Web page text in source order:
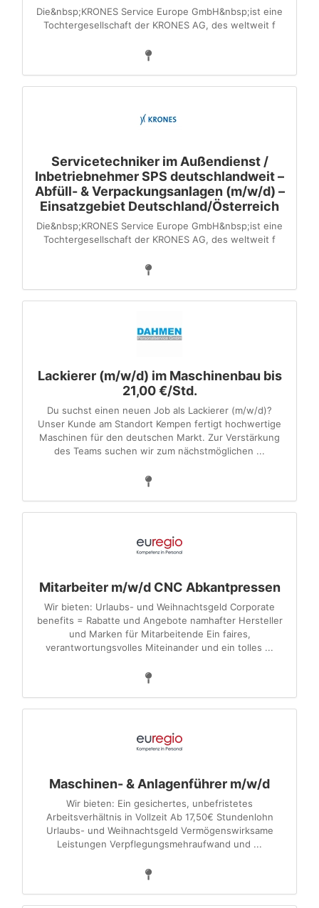
Die&nbsp;KRONES Service Europe GmbH&nbsp;ist eine
Tochter­gesellschaft der KRONES AG, des weltweit f
Servicetechniker im Außendienst /
Inbetriebnehmer SPS deutschlandweit –
Abfüll- & Verpackungsanlagen (m/w/d) –
Einsatzgebiet Deutschland/Österreich
Die&nbsp;KRONES Service Europe GmbH&nbsp;ist eine
Tochter­gesellschaft der KRONES AG, des weltweit f
Lackierer (m/w/d) im Maschinenbau bis
21,00 €/Std.
Du suchst einen neuen Job als Lackierer (m/w/d)?
Unser Kunde am Standort Kempen fertigt hochwertige
Maschinen für den deutschen Markt. Zur Verstärkung
des Teams suchen wir zum nächstmöglichen ...
Mitarbeiter m/w/d CNC Abkantpressen
Wir bieten: Urlaubs- und Weihnachtsgeld Corporate
benefits = Rabatte und Angebote namhafter Hersteller
und Marken für Mitarbeitende Ein faires,
verantwortungsvolles Miteinander und ein tolles ...
Maschinen- & Anlagenführer m/w/d
Wir bieten: Ein gesichertes, unbefristetes
Arbeitsverhältnis in Vollzeit Ab 17,50€ Stundenlohn
Urlaubs- und Weihnachtsgeld Vermögenswirksame
Leistungen Verpflegungsmehraufwand und ...